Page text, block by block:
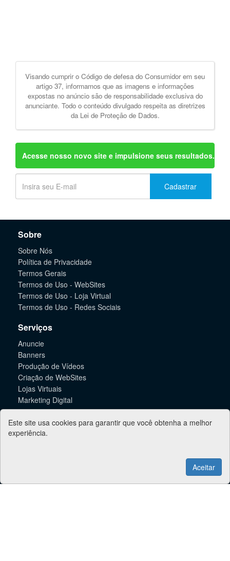
Visando cumprir o Código de defesa do Consumidor em seu
artigo 37, informamos que as imagens e informações
expostas no anúncio são de responsabilidade exclusiva do
anunciante. Todo o conteúdo divulgado respeita as diretrizes
da Lei de Proteção de Dados.
Acesse nosso novo site e impulsione seus resultados.
Cadastrar
Sobre
Sobre Nós
Política de Privacidade
Termos Gerais
Termos de Uso - WebSites
Termos de Uso - Loja Virtual
Termos de Uso - Redes Sociais
Serviços
Anuncie
Banners
Produção de Vídeos
Criação de WebSites
Lojas Virtuais
Marketing Digital
Informações
Suporte
Taubaté Online
Este site usa cookies para garantir que você obtenha a melhor
experiência.
Aceitar